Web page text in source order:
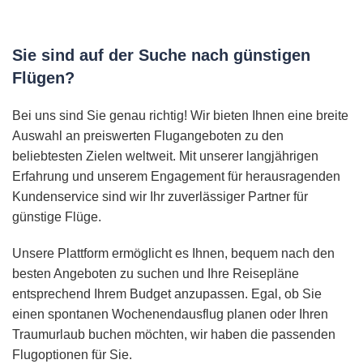
Sie sind auf der Suche nach günstigen
Flügen?
Bei uns sind Sie genau richtig! Wir bieten Ihnen eine breite
Auswahl an preiswerten Flugangeboten zu den
beliebtesten Zielen weltweit. Mit unserer langjährigen
Erfahrung und unserem Engagement für herausragenden
Kundenservice sind wir Ihr zuverlässiger Partner für
günstige Flüge.
Unsere Plattform ermöglicht es Ihnen, bequem nach den
besten Angeboten zu suchen und Ihre Reisepläne
entsprechend Ihrem Budget anzupassen. Egal, ob Sie
einen spontanen Wochenendausflug planen oder Ihren
Traumurlaub buchen möchten, wir haben die passenden
Flugoptionen für Sie.